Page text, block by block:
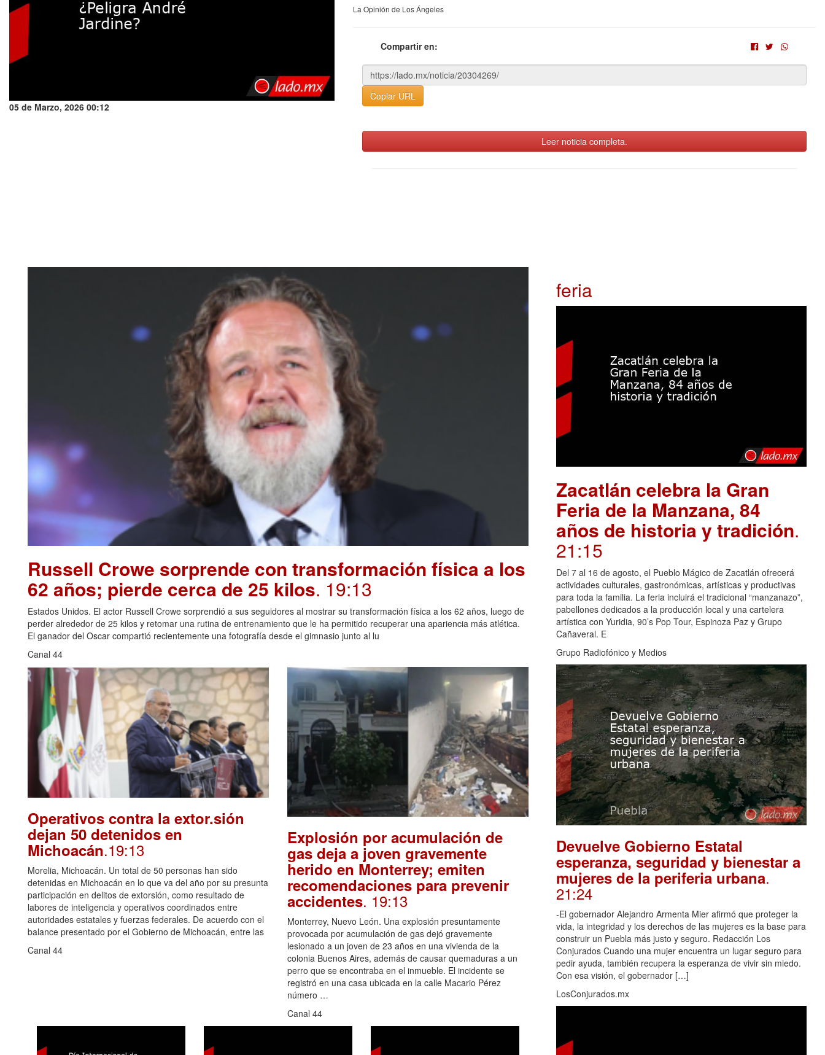
05 de Marzo, 2026 00:12
La Opinión de Los Ángeles
Compartir en:
Copiar URL
Leer noticia completa.
Russell Crowe sorprende con transformación física a los
62 años; pierde cerca de 25 kilos. 19:13
Estados Unidos. El actor Russell Crowe sorprendió a sus seguidores al mostrar su transformación física a los 62 años, luego de
perder alrededor de 25 kilos y retomar una rutina de entrenamiento que le ha permitido recuperar una apariencia más atlética.
El ganador del Oscar compartió recientemente una fotografía desde el gimnasio junto al lu
Canal 44
Operativos contra la extor.sión
dejan 50 detenidos en
Michoacán.19:13
Morelia, Michoacán. Un total de 50 personas han sido
detenidas en Michoacán en lo que va del año por su presunta
participación en delitos de extorsión, como resultado de
labores de inteligencia y operativos coordinados entre
autoridades estatales y fuerzas federales. De acuerdo con el
balance presentado por el Gobierno de Michoacán, entre las
Canal 44
Explosión por acumulación de
gas deja a joven gravemente
herido en Monterrey; emiten
recomendaciones para prevenir
accidentes. 19:13
Monterrey, Nuevo León. Una explosión presuntamente
provocada por acumulación de gas dejó gravemente
lesionado a un joven de 23 años en una vivienda de la
colonia Buenos Aires, además de causar quemaduras a un
perro que se encontraba en el inmueble. El incidente se
registró en una casa ubicada en la calle Macario Pérez
número …
Canal 44
feria
Zacatlán celebra la Gran
Feria de la Manzana, 84
años de historia y tradición.
21:15
Del 7 al 16 de agosto, el Pueblo Mágico de Zacatlán ofrecerá
actividades culturales, gastronómicas, artísticas y productivas
para toda la familia. La feria incluirá el tradicional “manzanazo”,
pabellones dedicados a la producción local y una cartelera
artística con Yuridia, 90’s Pop Tour, Espinoza Paz y Grupo
Cañaveral. E
Grupo Radiofónico y Medios
Devuelve Gobierno Estatal
esperanza, seguridad y bienestar a
mujeres de la periferia urbana.
21:24
-El gobernador Alejandro Armenta Mier afirmó que proteger la
vida, la integridad y los derechos de las mujeres es la base para
construir un Puebla más justo y seguro. Redacción Los
Conjurados Cuando una mujer encuentra un lugar seguro para
pedir ayuda, también recupera la esperanza de vivir sin miedo.
Con esa visión, el gobernador […]
LosConjurados.mx